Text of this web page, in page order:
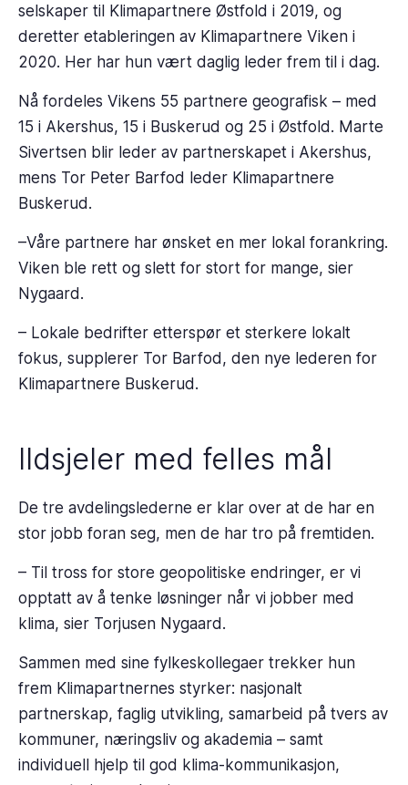
selskaper til Klimapartnere Østfold i 2019, og
deretter etableringen av Klimapartnere Viken i
2020. Her har hun vært daglig leder frem til i dag.
Nå fordeles Vikens 55 partnere geografisk – med
15 i Akershus, 15 i Buskerud og 25 i Østfold. Marte
Sivertsen blir leder av partnerskapet i Akershus,
mens Tor Peter Barfod leder Klimapartnere
Buskerud.
–Våre partnere har ønsket en mer lokal forankring.
Viken ble rett og slett for stort for mange, sier
Nygaard.
– Lokale bedrifter etterspør et sterkere lokalt
fokus, supplerer Tor Barfod, den nye lederen for
Klimapartnere Buskerud.
Ildsjeler med felles mål
De tre avdelingslederne er klar over at de har en
stor jobb foran seg, men de har tro på fremtiden.
– Til tross for store geopolitiske endringer, er vi
opptatt av å tenke løsninger når vi jobber med
klima, sier Torjusen Nygaard.
Sammen med sine fylkeskollegaer trekker hun
frem Klimapartnernes styrker: nasjonalt
partnerskap, faglig utvikling, samarbeid på tvers av
kommuner, næringsliv og akademia – samt
individuell hjelp til god klima-kommunikasjon,